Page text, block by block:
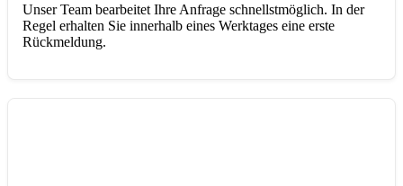
Unser Team bearbeitet Ihre Anfrage schnellstmöglich. In der
Regel erhalten Sie innerhalb eines Werktages eine erste
Rückmeldung.